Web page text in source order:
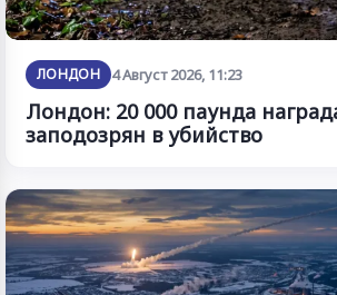
ЛОНДОН 4 Август 2026, 11:23
Лондон: 20 000 паунда
заподозрян в убийство